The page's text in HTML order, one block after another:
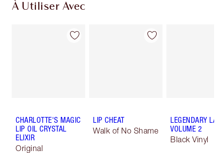
À Utiliser Avec
CHARLOTTE'S MAGIC
LIP OIL CRYSTAL
ELIXIR
Original
LIP CHEAT
Walk of No Shame
LEGENDARY
VOLUME 2
Black Vinyl